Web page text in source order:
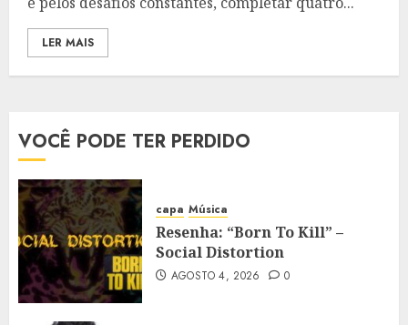
LER MAIS
VOCÊ PODE TER PERDIDO
capa Música
Resenha: “Born To Kill” –
Social Distortion
AGOSTO 4, 2026 0